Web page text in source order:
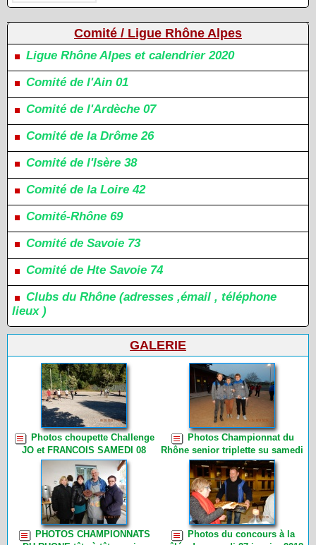
Comité / Ligue Rhône Alpes
Ligue Rhône Alpes et calendrier 2020
Comité de l'Ain 01
Comité de l'Ardèche 07
Comité de la Drôme 26
Comité de l'Isère 38
Comité de la Loire 42
Comité-Rhône 69
Comité de Savoie 73
Comité de Hte Savoie 74
Clubs du Rhône (adresses ,émail , téléphone
lieux )
GALERIE
Photos choupette Challenge
JO et FRANCOIS SAMEDI 08
SEPTEMBRE 2018 (8)
Photos Championnat du
Rhône senior triplette su samedi
14 avril et dimanche 15 avril
2018 (10)
PHOTOS CHAMPIONNATS
Photos du concours à la